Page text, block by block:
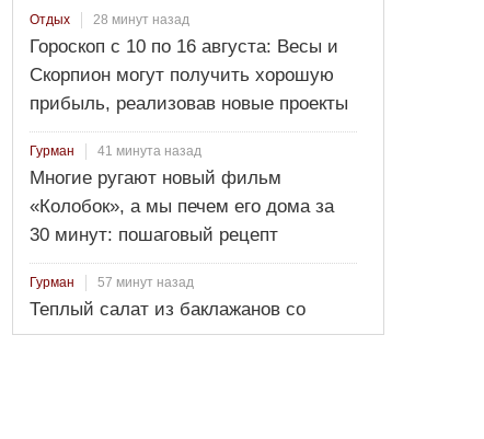
Отдых 28 минут назад
Гороскоп с 10 по 16 августа: Весы и
Скорпион могут получить хорошую
прибыль, реализовав новые проекты
Гурман 41 минута назад
Многие ругают новый фильм
«Колобок», а мы печем его дома за
30 минут: пошаговый рецепт
Гурман 57 минут назад
Теплый салат из баклажанов со
сметанно-чесночным соусом: рецепт